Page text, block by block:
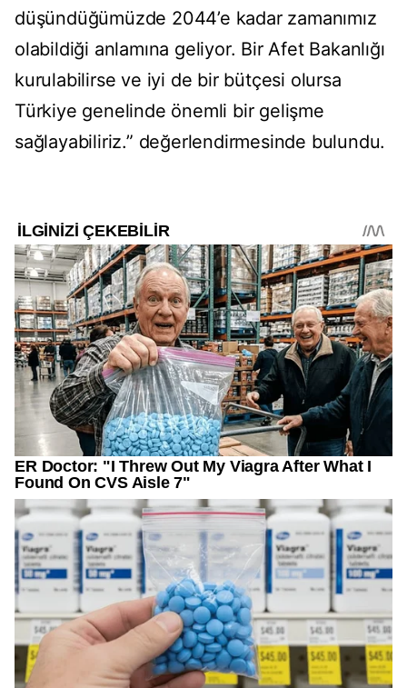
düşündüğümüzde 2044’e kadar zamanımız
olabildiği anlamına geliyor. Bir Afet Bakanlığı
kurulabilirse ve iyi de bir bütçesi olursa
Türkiye genelinde önemli bir gelişme
sağlayabiliriz.” değerlendirmesinde bulundu.